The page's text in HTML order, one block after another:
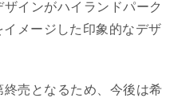
インがハイランドパーク
メージした印象的なデザ
売となるため、今後は希